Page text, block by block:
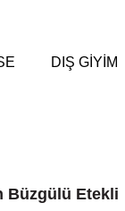
DIŞ GİYİM
Büzgülü Etekli